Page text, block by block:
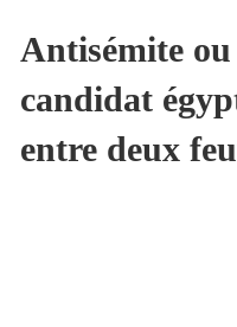
Antisémite
candidat
entre deux